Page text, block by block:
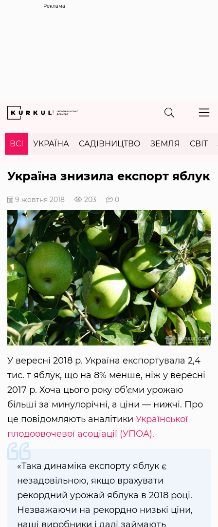
Реклама
ВСІ УКРАЇНА САДІВНИЦТВО ЗЕМЛЯ СВІТ
Україна знизила експорт яблук
9 жовтня 2018 203 0
У вересні 2018 р. Україна експортувала 2,4
тис. т яблук, що на 8% менше, ніж у вересні
2017 р. Хоча цього року об’єми урожаю
більші за минулорічні, а ціни — нижчі. Про
це повідомляють аналітики Української
плодоовочевої асоціації (УПОА).
«Така динаміка експорту яблук є
незадовільною, якщо врахувати
рекордний урожай яблука в 2018 році.
Незважаючи на рекордно низькі ціни,
наші виробники і далі займають